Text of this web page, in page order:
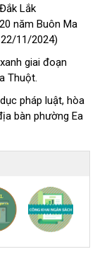
Lắk
năm Buôn Ma
11/2024)
giai đoạn
Thuột.
pháp luật, hòa
bàn phường Ea